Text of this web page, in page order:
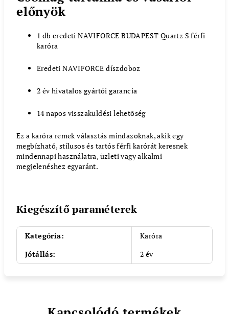
előnyök
1 db eredeti NAVIFORCE BUDAPEST Quartz S férfi
karóra
Eredeti NAVIFORCE díszdoboz
2 év hivatalos gyártói garancia
14 napos visszaküldési lehetőség
Ez a karóra remek választás mindazoknak, akik egy
megbízható, stílusos és tartós férfi karórát keresnek
mindennapi használatra, üzleti vagy alkalmi
megjelenéshez egyaránt.
Kiegészítő paraméterek
Kategória:
Karóra
Jótállás: 2 év